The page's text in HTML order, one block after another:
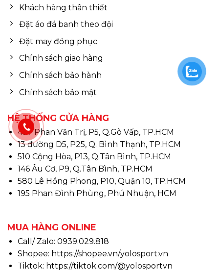
Khách hàng thân thiết
Đặt áo đá banh theo đội
Đặt may đồng phục
Chính sách giao hàng
Chính sách bảo hành
Chính sách bảo mật
HỆ THỐNG CỬA HÀNG
497 Phan Văn Trị, P5, Q.Gò Vấp, TP.HCM
13 đường D5, P25, Q. Bình Thạnh, TP.HCM
510 Cộng Hòa, P13, Q.Tân Bình, TP.HCM
146 Âu Cơ, P9, Q.Tân Bình, TP.HCM
580 Lê Hồng Phong, P10, Quận 10, TP.HCM
195 Phan Đình Phùng, Phú Nhuận, HCM
MUA HÀNG ONLINE
Call/ Zalo: 0939.029.818
Shopee: https://shopee.vn/yolosport.vn
Tiktok: https://tiktok.com/@yolosportvn